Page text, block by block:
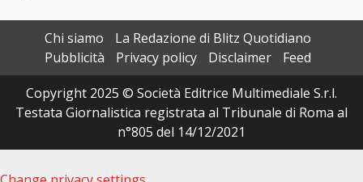
Chi siamo
La Redazione di Blitz Quotidiano
Pubblicità
Privacy policy Disclaimer
Feed
Copyright 2025 © Società Editrice Multimediale S.r.l.
Testata Giornalistica registrata al Tribunale di Roma al
n°805 del 14/12/2021